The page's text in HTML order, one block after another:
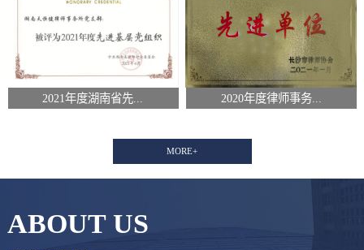
2021年度湖南省先... 2020年度律师事务...
MORE+
ABOUT US